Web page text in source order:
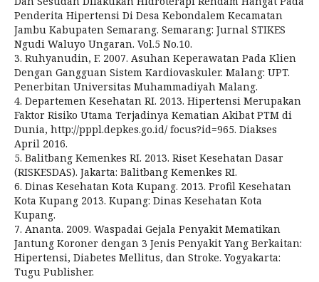
Penderita Hipertensi Di Desa Kebondalem Kecamatan
Jambu Kabupaten Semarang. Semarang: Jurnal STIKES
Ngudi Waluyo Ungaran. Vol.5 No.10.
3. Ruhyanudin, F. 2007. Asuhan Keperawatan Pada Klien
Dengan Gangguan Sistem Kardiovaskuler. Malang: UPT.
Penerbitan Universitas Muhammadiyah Malang.
4. Departemen Kesehatan RI. 2013. Hipertensi Merupakan
Faktor Risiko Utama Terjadinya Kematian Akibat PTM di
Dunia, http://pppl.depkes.go.id/ focus?id=965. Diakses
April 2016.
5. Balitbang Kemenkes RI. 2013. Riset Kesehatan Dasar
(RISKESDAS). Jakarta: Balitbang Kemenkes RI.
6. Dinas Kesehatan Kota Kupang. 2013. Profil Kesehatan
Kota Kupang 2013. Kupang: Dinas Kesehatan Kota
Kupang.
7. Ananta. 2009. Waspadai Gejala Penyakit Mematikan
Jantung Koroner dengan 3 Jenis Penyakit Yang Berkaitan:
Hipertensi, Diabetes Mellitus, dan Stroke. Yogyakarta:
Tugu Publisher.